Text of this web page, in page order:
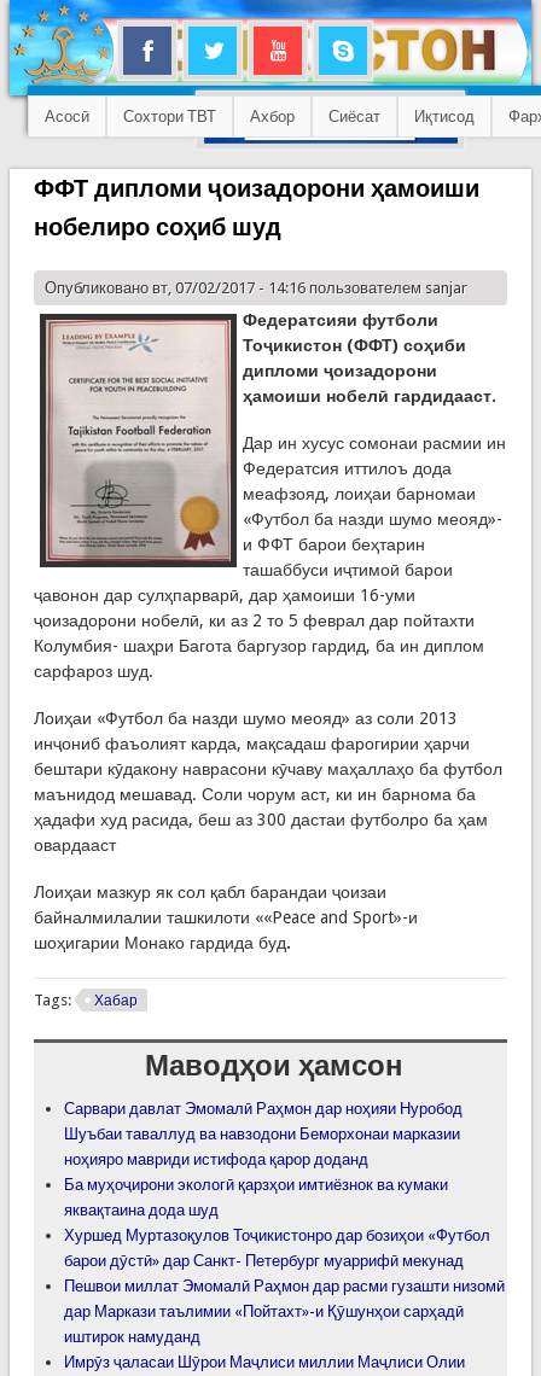
Асосӣ Сохтори ТВТ Ахбор Сиёсат Иқтисод
ФФТ дипломи ҷоизадорони ҳамоиши
нобелиро соҳиб шуд
Опубликовано вт, 07/02/2017 - 14:16 пользователем sanjar
Федератсияи футболи
Тоҷикистон (ФФТ) соҳиби
дипломи ҷоизадорони
ҳамоиши нобелӣ гардидааст.
Дар ин хусус сомонаи расмии ин
Федератсия иттилоъ дода
меафзояд, лоиҳаи барномаи
«Футбол ба назди шумо меояд»-
и ФФТ барои беҳтарин
ташаббуси иҷтимоӣ барои
ҷавонон дар сулҳпарварӣ, дар ҳамоиши 16-уми
ҷоизадорони нобелӣ, ки аз 2 то 5 феврал дар пойтахти
Колумбия- шаҳри Багота баргузор гардид, ба ин диплом
сарфароз шуд.
Лоиҳаи «Футбол ба назди шумо меояд» аз соли 2013
инҷониб фаъолият карда, мақсадаш фарогирии ҳарчи
бештари кӯдакону наврасони кӯчаву маҳаллаҳо ба футбол
маънидод мешавад. Соли чорум аст, ки ин барнома ба
ҳадафи худ расида, беш аз 300 дастаи футболро ба ҳам
овардааст
Лоиҳаи мазкур як сол қабл барандаи ҷоизаи
байналмилалии ташкилоти ««Peace and Sport»-и
шоҳигарии Монако гардида буд.
Tags: Хабар
Маводҳои ҳамсон
Сарвари давлат Эмомалӣ Раҳмон дар ноҳияи Нуробод
Шуъбаи таваллуд ва навзодони Беморхонаи марказии
ноҳияро мавриди истифода қарор доданд
Ба муҳоҷирони экологӣ қарзҳои имтиёзнок ва кумаки
яквақтаина дода шуд
Хуршед Муртазоқулов Тоҷикистонро дар бозиҳои «Футбол
барои дӯстӣ» дар Санкт- Петербург муаррифӣ мекунад
Пешвои миллат Эмомалӣ Раҳмон дар расми гузашти низомӣ
дар Маркази таълимии «Пойтахт»-и Қӯшунҳои сарҳадӣ
иштирок намуданд
Имрӯз ҷаласаи Шӯрои Маҷлиси миллии Маҷлиси Олии